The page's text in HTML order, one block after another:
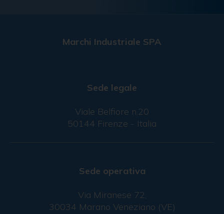
Marchi Industriale SPA
Sede legale
Viale Belfiore n.20
50144 Firenze - Italia
Sede operativa
Via Miranese 72,
30034 Marano Veneziano (VE)